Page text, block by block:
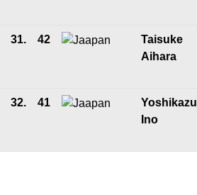
31. 42
Taisuke
Aihara
32. 41
Yoshikazu
Ino